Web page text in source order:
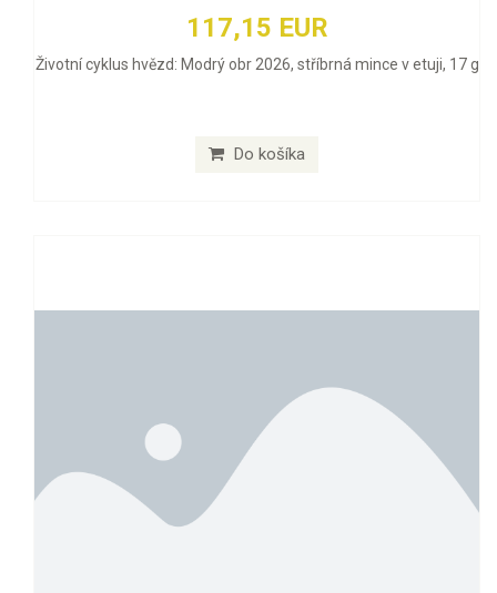
117,15 EUR
Životní cyklus hvězd: Modrý obr 2026, stříbrná mince v etuji, 17 g
Do košíka